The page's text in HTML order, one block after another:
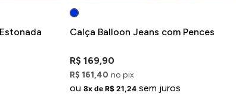
Calça Balloon Jeans com Pences
R$ 169,90
R$ 161,40 no pix
ou8x de R$ 21,24 sem juros